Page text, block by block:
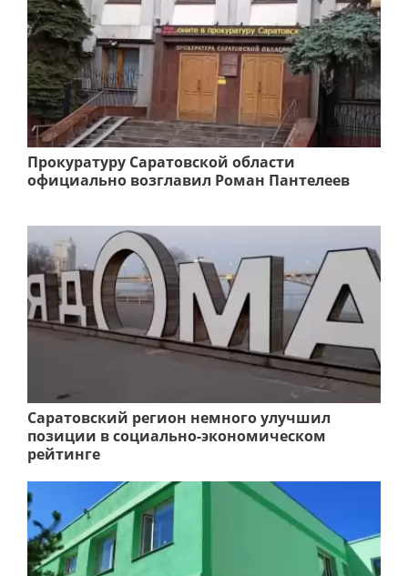
Прокуратуру Саратовской области
официально возглавил Роман Пантелеев
Саратовский регион немного улучшил
позиции в социально-экономическом
рейтинге